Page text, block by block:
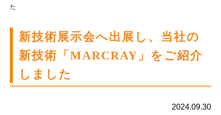
た
新技術展示会へ出展し、当社の
新技術「MARCRAY」をご紹介
しました
2024.09.30